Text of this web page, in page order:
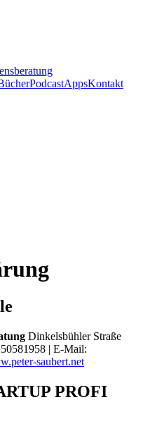
PodcastAppsKontakt
Dinkelsbühler Straße
| E-Mail:
saubert.net
PROFI